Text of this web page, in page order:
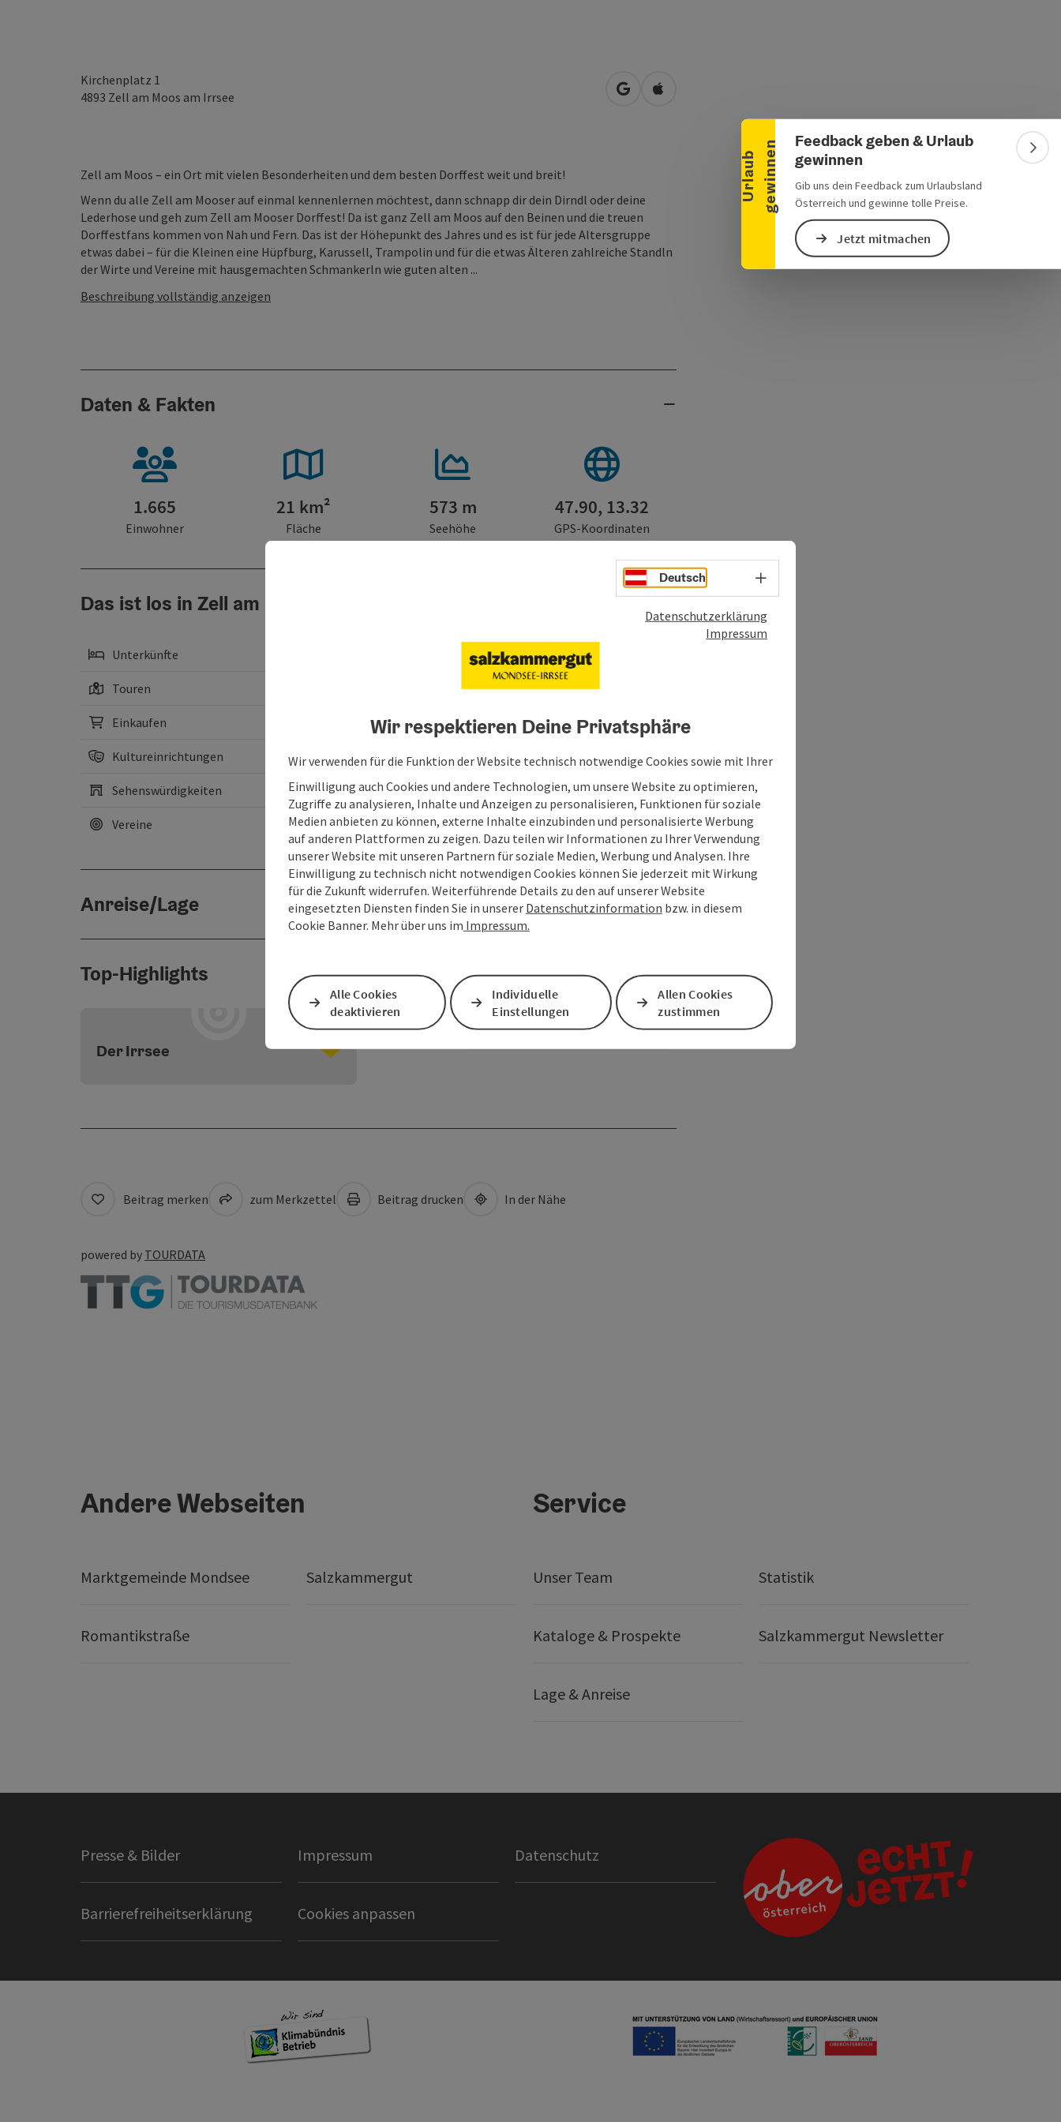
U
r
l
a
u
b
g
e
w
i
n
n
e n
Banner einklappen
Feedback geben & Urlaub
gewinnen
Gib uns dein Feedback zum Urlaubsland
Österreich und gewinne tolle Preise.
Jetzt mitmachen
Kirchenplatz 1
4893 Zell am Moos am Irrsee in Google Maps öffnen
in Apple Maps öffnen
Zell am Moos – ein Ort mit vielen Besonderheiten und dem besten Dorffest weit und breit!
Wenn du alle Zell am Mooser auf einmal kennenlernen möchtest, dann schnapp dir dein Dirndl oder deine
Lederhose und geh zum Zell am Mooser Dorffest! Da ist ganz Zell am Moos auf den Beinen und die treuen
Dorffestfans kommen von Nah und Fern. Das ist der Höhepunkt des Jahres und es ist für jede Altersgruppe
etwas dabei – für die Kleinen eine Hüpfburg, Karussell, Trampolin und für die etwas Älteren zahlreiche Standln
der Wirte und Vereine mit hausgemachten Schmankerln wie guten alten ...
Beschreibung vollständig anzeigen
Daten & Fakten
1.665
Einwohner
21 km²
Fläche
573 m
Seehöhe
47.90, 13.32
GPS-Koordinaten
Das ist los in Zell am Moos am Irrsee
Unterkünfte Gastronomie
Touren Veranstaltungen
Einkaufen Service und Dienstleistungen
Kultureinrichtungen Kur- und Gesundheitseinrichtungen
Sehenswürdigkeiten Sporteinrichtungen
Vereine Verleihe
Anreise/Lage
Top-Highlights
Copyright öffnen
Der Irrsee
Beitrag merken zum Merkzettel Beitrag drucken In der Nähe
powered by TOURDATA
Andere Webseiten
Marktgemeinde Mondsee Salzkammergut
Romantikstraße
Service
Unser Team Statistik
Kataloge & Prospekte Salzkammergut Newsletter
Lage & Anreise
Presse & Bilder Impressum Datenschutz
Barrierefreiheitserklärung Cookies anpassen
Deutsch Sprachwahl - Menü öffnen
Datenschutzerklärung
Impressum
Wir respektieren Deine Privatsphäre
Wir verwenden für die Funktion der Website technisch notwendige Cookies sowie mit Ihrer
Einwilligung auch Cookies und andere Technologien, um unsere Website zu optimieren,
Zugriffe zu analysieren, Inhalte und Anzeigen zu personalisieren, Funktionen für soziale
Medien anbieten zu können, externe Inhalte einzubinden und personalisierte Werbung
auf anderen Plattformen zu zeigen. Dazu teilen wir Informationen zu Ihrer Verwendung
unserer Website mit unseren Partnern für soziale Medien, Werbung und Analysen. Ihre
Einwilligung zu technisch nicht notwendigen Cookies können Sie jederzeit mit Wirkung
für die Zukunft widerrufen. Weiterführende Details zu den auf unserer Website
eingesetzten Diensten finden Sie in unserer Datenschutzinformation bzw. in diesem
Cookie Banner. Mehr über uns im Impressum.
Alle Cookies
deaktivieren
Individuelle
Einstellungen
Allen Cookies
zustimmen